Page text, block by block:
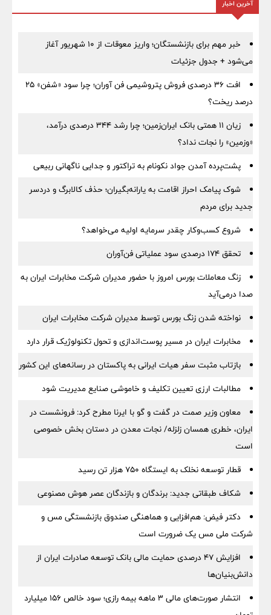
آخرین اخبار
خبر مهم برای بازنشستگان؛ واریز معوقات از ۱۰ شهریور آغاز
می‌شود + جدول جزئیات
افت ۳۶ درصدی فروش پتروشیمی فن آوران؛ چرا سود «شفن» ۲۵
درصد ریخت؟
زیان ۱۱ همتی بانک ایران‌زمین؛ چرا رشد ۳۴۴ درصدی درآمد،
«وزمین» را نجات نداد؟
پشت‌پرده آمدن جواد نکونام به تراکتور و جدایی ناگهانی ربیعی
شوک پیامک احراز اقامت به یارانه‌بگیران؛ حذف کالابرگ و دردسر
جدید برای مردم
شروع کسب‌وکار چقدر سرمایه اولیه می‌خواهد؟
تحقق ۱۷۴ درصدی سود عملیاتی فن‌آوران
زنگ معاملات بورس امروز با حضور مدیران شرکت مخابرات ایران به
صدا درمی‌آید
نواخته شدن زنگ بورس توسط مدیران شرکت مخابرات ایران
مخابرات ایران در مسیر پوست‌اندازی و تحول تکنولوژیک قرار دارد
بازتاب مثبت سفر هیات ایرانی به پاکستان در رسانه‌های این کشور
مطالبات ارزی تعیین تکلیف و خاموشی صنایع مدیریت شود
معاون وزیر صمت در گفت و گو با ایرنا مطرح کرد: فرونشست در
ایران، خطری همسان زلزله/ نجات معدن در دستان بخش خصوصی
است
قطار توسعه نخلک به ایستگاه ۷۵۰ هزار تن رسید
شکاف طبقاتی جدید: برندگان و بازندگان عصر هوش مصنوعی
دکتر فیض: هم‌افزایی و هماهنگی صندوق بازنشستگی مس و
شرکت ملی مس یک ضرورت است
افزایش ۴۷ درصدی حمایت مالی بانک توسعه صادرات ایران از
دانش‌بنیان‌ها
انتشار صورت‌های مالی ۳ ماهه بیمه رازی؛ سود خالص ۱۵۶ میلیارد